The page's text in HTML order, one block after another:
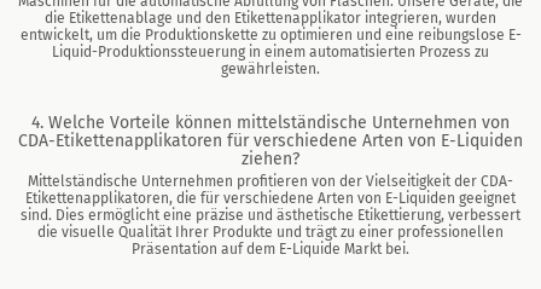
die Etikettenablage und den Etikettenapplikator integrieren, wurden
entwickelt, um die Produktionskette zu optimieren und eine reibungslose E-
Liquid-Produktionssteuerung in einem automatisierten Prozess zu
gewährleisten.
4. Welche Vorteile können mittelständische Unternehmen von
CDA-Etikettenapplikatoren für verschiedene Arten von E-Liquiden
ziehen?
Mittelständische Unternehmen profitieren von der Vielseitigkeit der CDA-
Etikettenapplikatoren, die für verschiedene Arten von E-Liquiden geeignet
sind. Dies ermöglicht eine präzise und ästhetische Etikettierung, verbessert
die visuelle Qualität Ihrer Produkte und trägt zu einer professionellen
Präsentation auf dem E-Liquide Markt bei.